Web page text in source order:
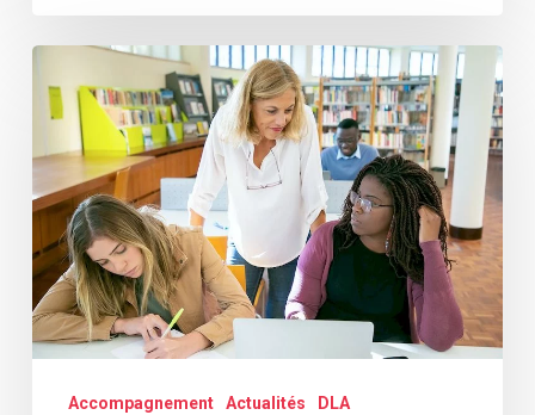
Mayenne
invitation
à
un
accompagnement
collectif
Accompagnement Actualités DLA